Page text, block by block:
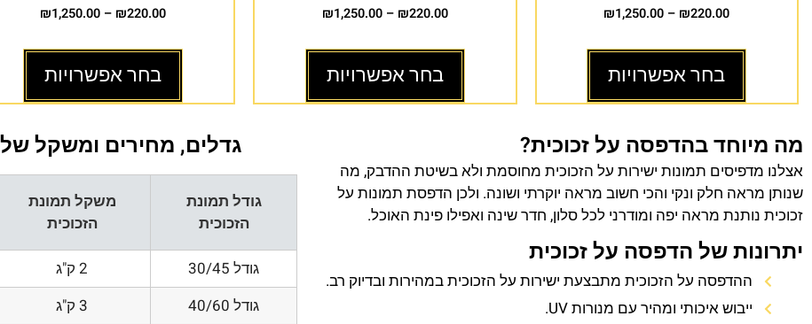
₪220.00
–
₪1,250.00
בחר אפשרויות
₪220.00
–
₪1,250.00
בחר אפשרויות
₪220.00
–
₪1,250.00
בחר אפשרויות
מה מיוחד בהדפסה על זכוכית?
אצלנו מדפיסים תמונות ישירות על הזכוכית מחוסמת ולא בשיטת ההדבק, מה
שנותן מראה חלק ונקי והכי חשוב מראה יוקרתי ושונה. ולכן הדפסת תמונות על
זכוכית נותנת מראה יפה ומודרני לכל סלון, חדר שינה ואפילו פינת האוכל.
יתרונות של הדפסה על זכוכית
ההדפסה על הזכוכית מתבצעת ישירות על הזכוכית במהירות ובדיוק רב.
ייבוש איכותי ומהיר עם מנורות UV.
גדלים, מחירים ומשקל של
גודל תמונת
הזכוכית
משקל תמונת
הזכוכית
גודל 30/45 2 ק"ג
גודל 40/60
3 ק"ג